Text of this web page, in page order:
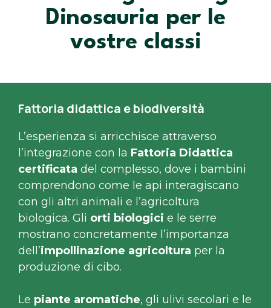
Dinosauria per le
vostre classi
Fattoria didattica e biodiversità
L’esperienza si arricchisce attraverso
l’integrazione con la Fattoria Didattica
certificata del complesso, dove i bambini
comprendono come le api interagiscano
con gli altri animali e l’agricoltura
biologica. Gli orti biologici e le serre
mostrano concretamente l’importanza
dell’impollinazione agricoltura per la
produzione di cibo.
Le piante aromatiche, gli ulivi secolari e le